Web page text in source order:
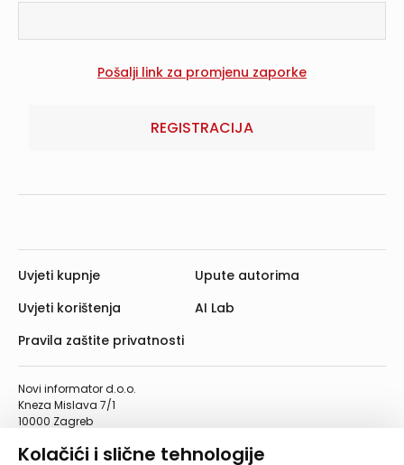
Kolačići i slične tehnologije
REGISTRACIJA
Novi informator d.o.o.
Kneza Mislava 7/1
10000 Zagreb
Telefaks: 01/4612-553
Uvjeti kupnje
Uvjeti korištenja
Pravila zaštite privatnosti
Upute autorima
AI Lab